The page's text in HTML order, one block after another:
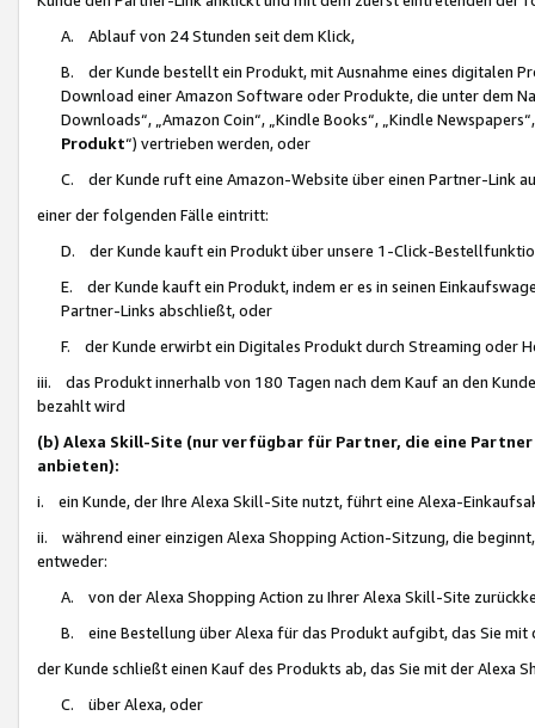
A. Ablauf von 24 Stunden seit dem Klick,
B. der Kunde bestellt ein Produkt, mit Ausnahme eines digitalen
Download einer Amazon Software oder Produkte, die unter dem
Downloads“, „Amazon Coin“, „Kindle Books“, „Kindle
Produkt“) vertrieben werden, oder
C. der Kunde ruft eine Amazon-Website über einen Partner-Link
einer der folgenden Fälle eintritt:
D. der Kunde kauft ein Produkt über unsere 1-Click-
E. der Kunde kauft ein Produkt, indem er es in seinen
Partner-Links abschließt, oder
F. der Kunde erwirbt ein Digitales Produkt durch Streaming oder
iii. das Produkt innerhalb von 180 Tagen nach dem Kauf an den
bezahlt wird
(b) Alexa Skill-Site (nur verfügbar für Partner, die eine
anbieten):
i. ein Kunde, der Ihre Alexa Skill-Site nutzt, führt eine Alexa-
ii. während einer einzigen Alexa Shopping Action-Sitzung, die
entweder:
A. von der Alexa Shopping Action zu Ihrer Alexa Skill-Site
B. eine Bestellung über Alexa für das Produkt aufgibt, das Sie mit
der Kunde schließt einen Kauf des Produkts ab, das Sie mit der Alexa
C. über Alexa, oder